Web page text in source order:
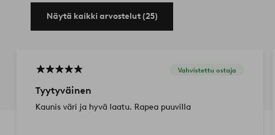
Näytä kaikki arvostelut (25)
Vahvistettu ostaja
Tyytyväinen
Kaunis väri ja hyvä laatu. Rapea puuvilla